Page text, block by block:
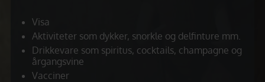
Visa
Aktiviteter som dykker, snorkle og delfinture mm.
Drikkevare som spiritus, cocktails, champagne og
årgangsvine
Vacciner